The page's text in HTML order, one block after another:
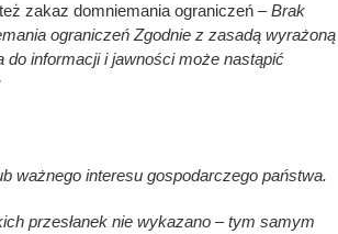
zakaz domniemania ograniczeń – Brak
ograniczeń Zgodnie z zasadą wyrażoną
do informacji i jawności może nastąpić
ważnego interesu gospodarczego państwa.
przesłanek nie wykazano – tym samym